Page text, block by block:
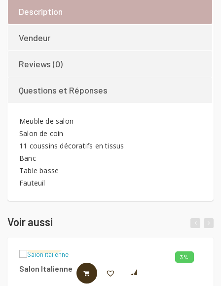
Description
Vendeur
Reviews (0)
Questions et Réponses
Meuble de salon
Salon de coin
11 coussins décoratifs en tissus
Banc
Table basse
Fauteuil
Voir aussi
3%
Salon Italienne AJOUTER AU PANIER